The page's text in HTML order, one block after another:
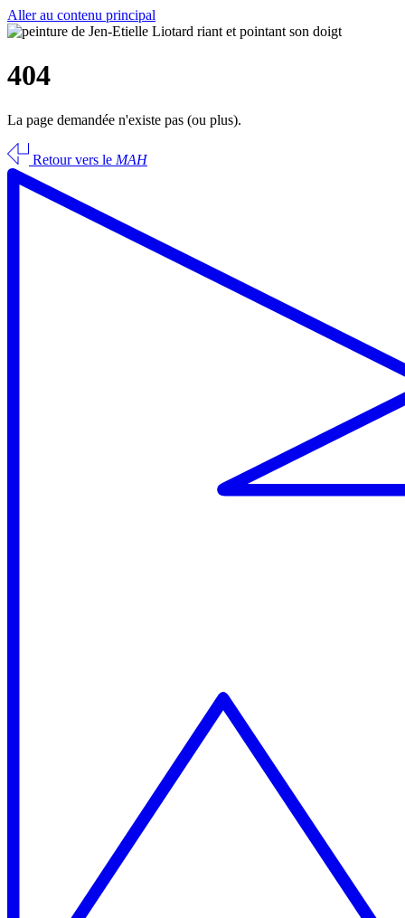
Aller au contenu principal
404
La page demandée n'existe pas (ou plus).
Retour vers le MAH